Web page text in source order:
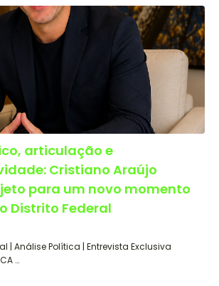
articulação e
Cristiano Araújo
para um novo momento
Distrito Federal
| Análise Política | Entrevista Exclusiva
…